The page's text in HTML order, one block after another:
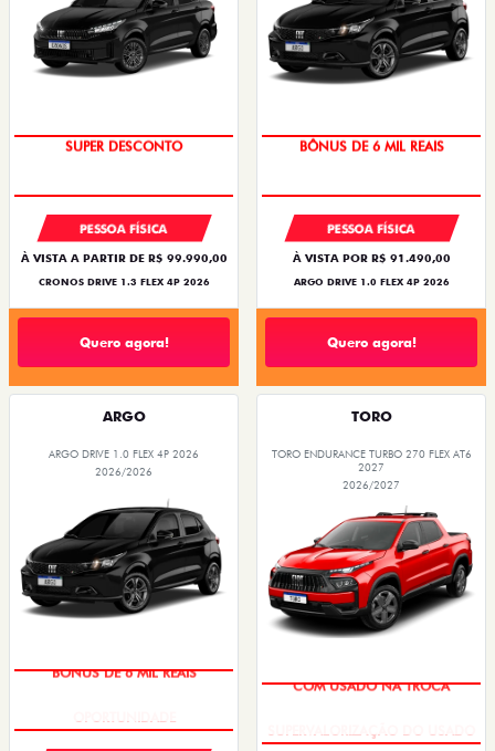
SUPER DESCONTO
PESSOA FÍSICA
À VISTA A PARTIR DE R$ 99.990,00
CRONOS DRIVE 1.3 FLEX 4P 2026
Quero agora!
BÔNUS DE 6 MIL REAIS
PESSOA FÍSICA
À VISTA POR R$ 91.490,00
ARGO DRIVE 1.0 FLEX 4P 2026
Quero agora!
ARGO
ARGO DRIVE 1.0 FLEX 4P 2026
2026/2026
BÔNUS DE 6 MIL REAIS
TORO
TORO ENDURANCE TURBO 270 FLEX AT6
2027
2026/2027
COM USADO NA TROCA